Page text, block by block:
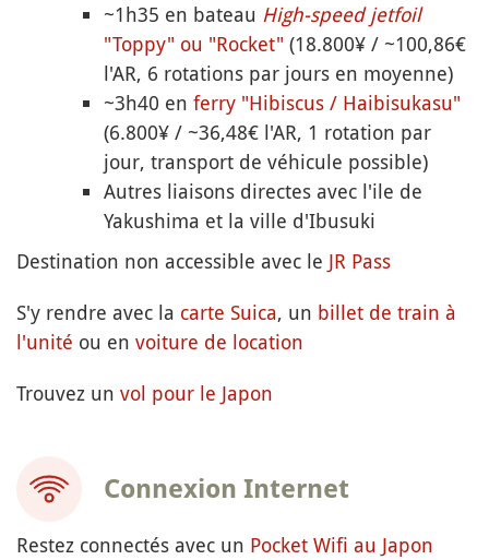
~1h35 en bateau High-speed jetfoil
"Toppy" ou "Rocket" (18.800¥ / ~100,86€
l'AR, 6 rotations par jours en moyenne)
~3h40 en ferry "Hibiscus / Haibisukasu"
(6.800¥ / ~36,48€ l'AR, 1 rotation par
jour, transport de véhicule possible)
Autres liaisons directes avec l'ile de
Yakushima et la ville d'Ibusuki
Destination non accessible avec le JR Pass
S'y rendre avec la carte Suica, un billet de train à
l'unité ou en voiture de location
Trouvez un vol pour le Japon
Connexion Internet
Restez connectés avec un Pocket Wifi au Japon